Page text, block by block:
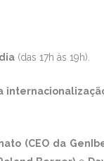
(das 17h às 19h).
(CEO da